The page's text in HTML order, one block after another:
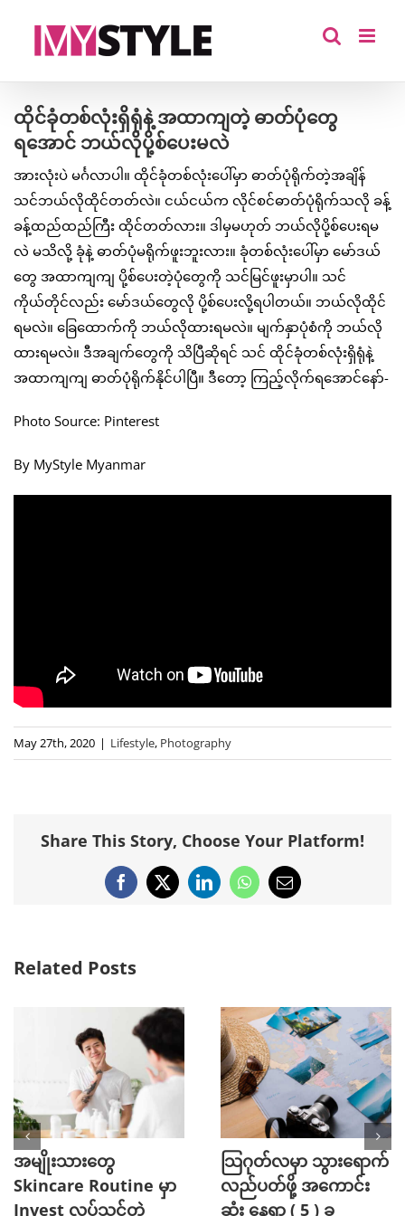
ထိုင်ခုံတစ်လုံးရှိရုံနဲ့ အထာကျတဲ့ ဓာတ်ပုံတွေ
ရအောင် ဘယ်လိုပို့စ်ပေးမလဲ
အားလုံးပဲ မင်္ဂလာပါ။ ထိုင်ခုံတစ်လုံးပေါ်မှာ ဓာတ်ပုံရိုက်တဲ့အချိန်
သင်ဘယ်လိုထိုင်တတ်လဲ။ ငယ်ငယ်က လိုင်စင်ဓာတ်ပုံရိုက်သလို ခန့်
ခန့်ထည်ထည်ကြီး ထိုင်တတ်လား။ ဒါမှမဟုတ် ဘယ်လိုပို့စ်ပေးရမ
လဲ မသိလို့ ခုံနဲ့ ဓာတ်ပုံမရိုက်ဖူးဘူးလား။ ခုံတစ်လုံးပေါ်မှာ မော်ဒယ်
တွေ အထာကျကျ ပို့စ်ပေးတဲ့ပုံတွေကို သင်မြင်ဖူးမှာပါ။ သင်
ကိုယ်တိုင်လည်း မော်ဒယ်တွေလို ပို့စ်ပေးလို့ရပါတယ်။ ဘယ်လိုထိုင်
ရမလဲ။ ခြေထောက်ကို ဘယ်လိုထားရမလဲ။ မျက်နှာပုံစံကို ဘယ်လို
ထားရမလဲ။ ဒီအချက်တွေကို သိပြီဆိုရင် သင် ထိုင်ခုံတစ်လုံးရှိရုံနဲ့
အထာကျကျ ဓာတ်ပုံရိုက်နိုင်ပါပြီ။ ဒီတော့ ကြည့်လိုက်ရအောင်နော်-
Photo Source: Pinterest
By MyStyle Myanmar
May 27th, 2020 | Lifestyle, Photography
Share This Story, Choose Your Platform!
Facebook
X LinkedInWhatsApp
Email
Related Posts
အမျိုးသားတွေ
Skincare Routine မှာ
Invest လုပ်သင့်တဲ့
သြဂုတ်လမှာ သွားရောက်
လည်ပတ်ဖို့ အကောင်း
ဆုံး နေရာ ( 5 ) ခု